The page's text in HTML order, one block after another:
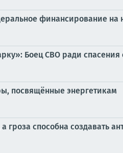
финансирование на
Боец СВО ради
посвящённые энергетикам
гроза способна создавать